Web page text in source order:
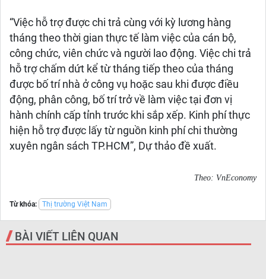
“Việc hỗ trợ được chi trả cùng với kỳ lương hàng
tháng theo thời gian thực tế làm việc của cán bộ,
công chức, viên chức và người lao động. Việc chi trả
hỗ trợ chấm dứt kể từ tháng tiếp theo của tháng
được bố trí nhà ở công vụ hoặc sau khi được điều
động, phân công, bố trí trở về làm việc tại đơn vị
hành chính cấp tỉnh trước khi sắp xếp. Kinh phí thực
hiện hỗ trợ được lấy từ nguồn kinh phí chi thường
xuyên ngân sách TP.HCM”, Dự thảo đề xuất.
Theo: VnEconomy
Từ khóa: Thị trường Việt Nam
BÀI VIẾT LIÊN QUAN